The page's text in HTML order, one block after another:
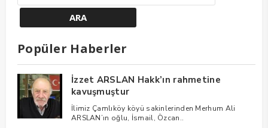
Popüler Haberler
İzzet ARSLAN Hakk’ın rahmetine
kavuşmuştur
İlimiz Çamlıköy köyü sakinlerinden Merhum Ali
ARSLAN’ın oğlu, İsmail, Özcan..